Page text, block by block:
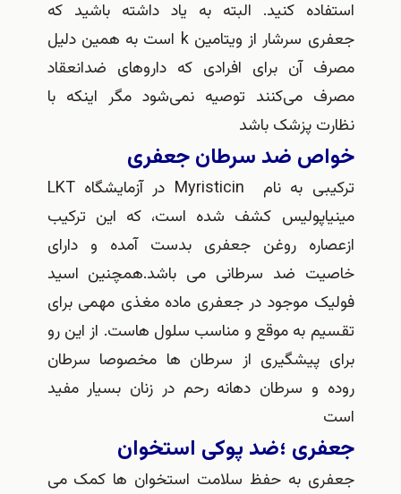
استفاده کنید. البته به یاد داشته باشید که
جعفری سرشار از ویتامین k است به همین دلیل
مصرف آن برای افرادی که داروهای ضدانعقاد
مصرف می‌کنند توصیه نمی‌شود مگر اینکه با
نظارت پزشک باشد
خواص ضد سرطان جعفری
ترکیبی به نام Myristicin در آزمایشگاه LKT
مینیاپولیس کشف شده است، که این ترکیب
ازعصاره روغن جعفری بدست آمده و دارای
خاصیت ضد سرطانی می باشد.همچنین اسید
فولیک موجود در جعفری ماده مغذی مهمی برای
تقسیم به موقع و مناسب سلول هاست. از این رو
برای پیشگیری از سرطان ها مخصوصا سرطان
روده و سرطان دهانه رحم در زنان بسیار مفید
جعفری ؛ضد پوکی استخوان
جعفری به حفظ سلامت استخوان ها کمک می